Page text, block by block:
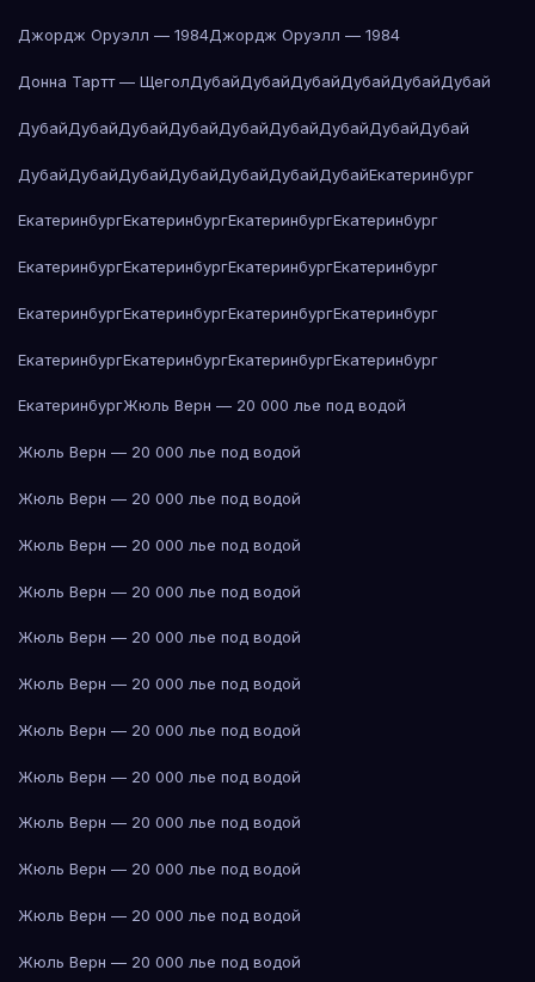
Джордж Оруэлл — 1984Джордж Оруэлл — 1984
Донна Тартт — ЩеголДубайДубайДубайДубайДубайДубай
ДубайДубайДубайДубайДубайДубайДубайДубайДубай
ДубайДубайДубайДубайДубайДубайДубайЕкатеринбург
ЕкатеринбургЕкатеринбургЕкатеринбургЕкатеринбург
ЕкатеринбургЕкатеринбургЕкатеринбургЕкатеринбург
ЕкатеринбургЕкатеринбургЕкатеринбургЕкатеринбург
ЕкатеринбургЕкатеринбургЕкатеринбургЕкатеринбург
ЕкатеринбургЖюль Верн — 20 000 лье под водой
Жюль Верн — 20 000 лье под водой
Жюль Верн — 20 000 лье под водой
Жюль Верн — 20 000 лье под водой
Жюль Верн — 20 000 лье под водой
Жюль Верн — 20 000 лье под водой
Жюль Верн — 20 000 лье под водой
Жюль Верн — 20 000 лье под водой
Жюль Верн — 20 000 лье под водой
Жюль Верн — 20 000 лье под водой
Жюль Верн — 20 000 лье под водой
Жюль Верн — 20 000 лье под водой
Жюль Верн — 20 000 лье под водой